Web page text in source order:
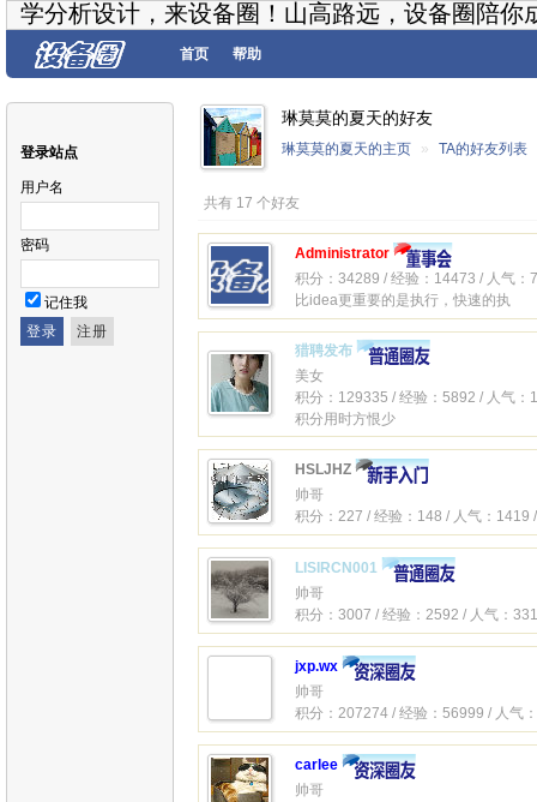
学分析设计，来设备圈！山高路远，设备圈陪你
首页 帮助
登录站点
用户名
密码
记住我
琳莫莫的夏天的好友
琳莫莫的夏天的主页 » TA的好友列表
共有 17 个好友
Administrator
积分：34289 / 经验：14473 / 人气：
比idea更重要的是执行，快速的执
猎聘发布
美女
积分：129335 / 经验：5892 / 人气：
积分用时方恨少
HSLJHZ
帅哥
积分：227 / 经验：148 / 人气：1419
LISIRCN001
帅哥
积分：3007 / 经验：2592 / 人气：
jxp.wx
帅哥
积分：207274 / 经验：56999 / 人气
carlee
帅哥